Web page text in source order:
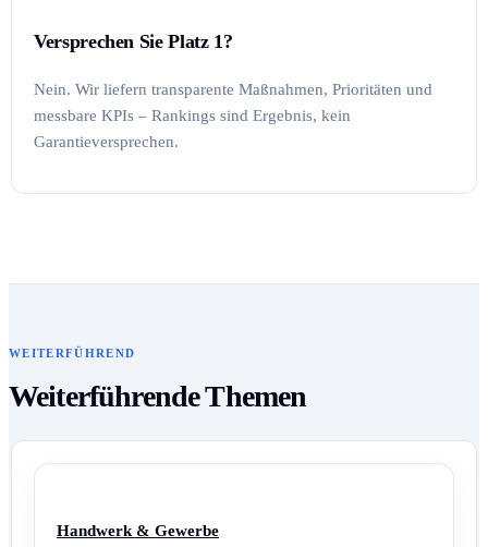
Versprechen Sie Platz 1?
Nein. Wir liefern transparente Maßnahmen, Prioritäten und
messbare KPIs – Rankings sind Ergebnis, kein
Garantieversprechen.
WEITERFÜHREND
Weiterführende Themen
Handwerk & Gewerbe